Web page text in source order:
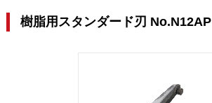
樹脂用スタンダード刃 No.N12AP